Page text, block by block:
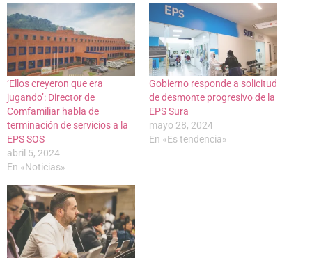
‘Ellos creyeron que era
jugando’: Director de
Comfamiliar habla de
terminación de servicios a la
EPS SOS
abril 5, 2024
En «Noticias»
Gobierno responde a solicitud
de desmonte progresivo de la
EPS Sura
mayo 28, 2024
En «Es tendencia»